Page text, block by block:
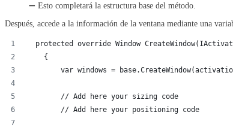
➖ Esto completará la estructura base del método.
Después, accede a la información de la ventana mediante una
protected override Window
    {
var windows =
        // Add here your sizing code
        // Add here your positioning code